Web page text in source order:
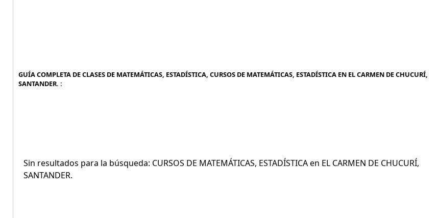
GUÍA COMPLETA DE CLASES DE MATEMÁTICAS, ESTADÍSTICA, CURSOS DE MATEMÁTICAS, ESTADÍSTICA EN EL CARMEN DE CHUCURÍ,
SANTANDER. :
Sin resultados para la búsqueda: CURSOS DE MATEMÁTICAS, ESTADÍSTICA en EL CARMEN DE CHUCURÍ,
SANTANDER.